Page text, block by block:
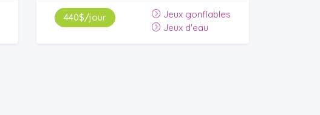
440$/jour
Jeux gonflables
Jeux d'eau